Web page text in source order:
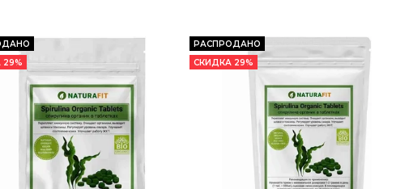
РАСПРОДАНО
СКИДКА 29%